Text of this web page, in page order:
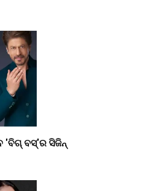
'ବିଗ୍ ବସ୍'ର ସିଜିନ୍